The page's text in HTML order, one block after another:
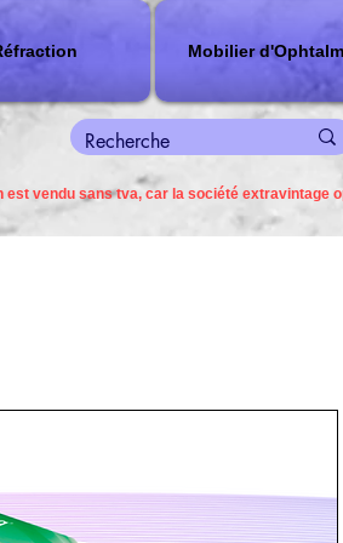
Mobilier
est vendu sans tva, car la société extravintage